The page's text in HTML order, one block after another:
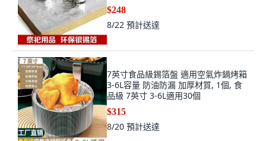
$248
8/22 預計送達
7英寸食品級錫箔盤 適用空氣炸鍋烤箱
3-6L容量 防油防漏 加厚材質, 1個, 食
品級 7英寸 3-6L適用30個
$315
8/20 預計送達